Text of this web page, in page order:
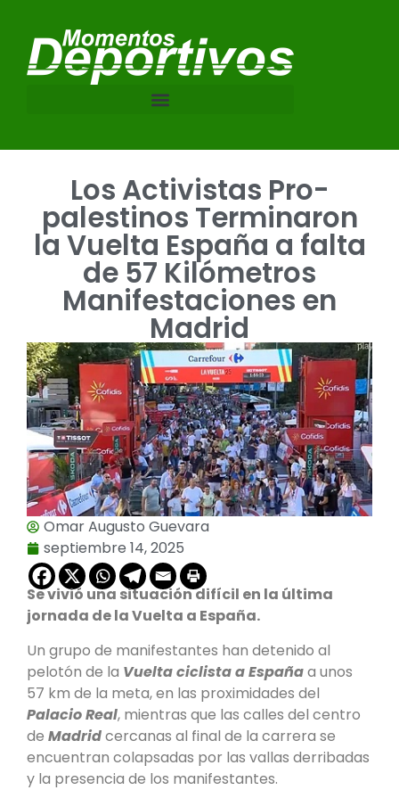
Los Activistas Pro-
palestinos Terminaron
la Vuelta España a falta
de 57 Kilómetros
Manifestaciones en
Madrid
Omar Augusto Guevara
septiembre 14, 2025
Se vivió una situación difícil en la última
jornada de la Vuelta a España.
Un grupo de manifestantes han detenido al
pelotón de la Vuelta ciclista a Españaa unos
57 km de la meta, en las proximidades del
Palacio Real, mientras que las calles del centro
de Madridcercanas al final de la carrera se
encuentran colapsadas por las vallas derribadas
y la presencia de los manifestantes.